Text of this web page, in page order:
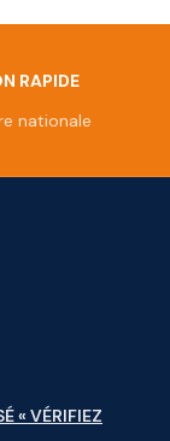
RAPIDE
nationale
« VÉRIFIEZ